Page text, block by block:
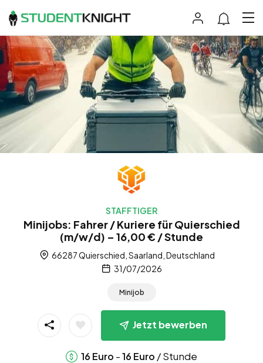
STAFFTIGER
Minijobs: Fahrer / Kuriere für Quierschied
(m/w/d) – 16,00 € / Stunde
66287 Quierschied, Saarland, Deutschland
31/07/2026
Minijob
Jetzt bewerben
16 Euro -16 Euro / Stunde